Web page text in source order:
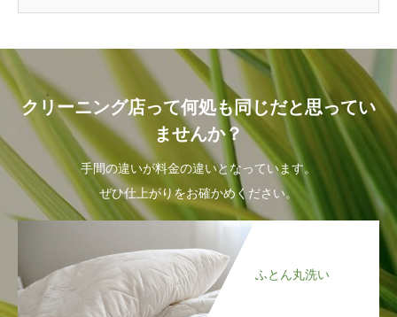
クリーニング店って何処も同じだと思ってい
ませんか？
手間の違いが料金の違いとなっています。
ぜひ仕上がりをお確かめください。
ふとん丸洗い